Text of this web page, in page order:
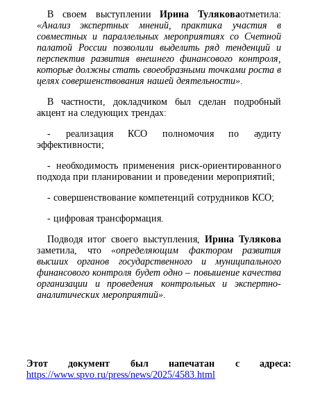
В своем выступленииИрина Туляковаотметила:
«Анализ экспертных мнений, практика участия в
совместных и параллельных мероприятиях со Счетной
палатой России позволили выделить ряд тенденций и
перспектив развития внешнего финансового контроля,
которые должны стать своеобразными точками роста в
целях совершенствования нашей деятельности».
В частности, докладчиком был сделан подробный
акцент на следующих трендах:
- реализация КСО полномочия по аудиту
эффективности;
- необходимость применения риск-ориентированного
подхода при планировании и проведении мероприятий;
- совершенствование компетенций сотрудников КСО;
- цифровая трансформация.
Подводя итог своего выступления, Ирина Тулякова
заметила, что «определяющим фактором развития
высших органов государственного и муниципального
финансового контроля будет одно – повышение качества
организации и проведения контрольных и экспертно-
аналитических мероприятий».
Этот документ был напечатан с адреса:
https://www.spvo.ru/press/news/2025/4583.html